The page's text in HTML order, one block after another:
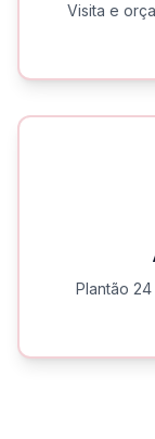
Visita e
Plantão